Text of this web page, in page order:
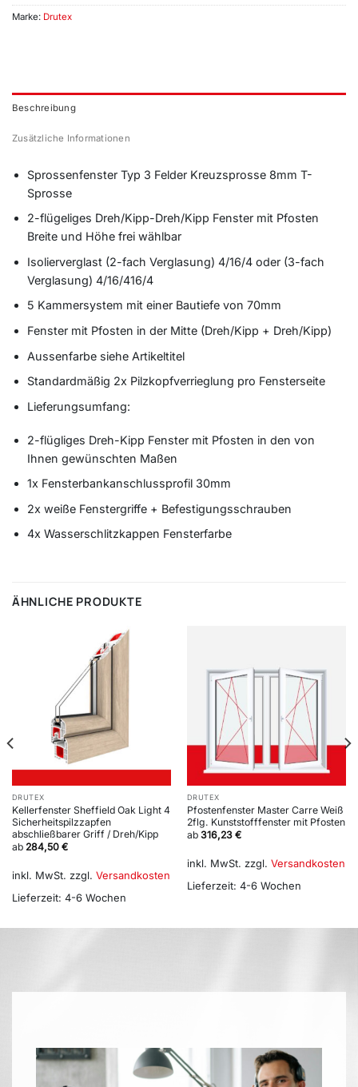
Marke: Drutex
Beschreibung
Zusätzliche Informationen
Sprossenfenster Typ 3 Felder Kreuzsprosse 8mm T-
Sprosse
2-flügeliges Dreh/Kipp-Dreh/Kipp Fenster mit Pfosten
Breite und Höhe frei wählbar
Isolierverglast (2-fach Verglasung) 4/16/4 oder (3-fach
Verglasung) 4/16/416/4
5 Kammersystem mit einer Bautiefe von 70mm
Fenster mit Pfosten in der Mitte (Dreh/Kipp + Dreh/Kipp)
Aussenfarbe siehe Artikeltitel
Standardmäßig 2x Pilzkopfverrieglung pro Fensterseite
Lieferungsumfang:
2-flügliges Dreh-Kipp Fenster mit Pfosten in den von
Ihnen gewünschten Maßen
1x Fensterbankanschlussprofil 30mm
2x weiße Fenstergriffe + Befestigungsschrauben
4x Wasserschlitzkappen Fensterfarbe
ÄHNLICHE PRODUKTE
DRUTEX
Kellerfenster Sheffield Oak Light 4
Sicherheitspilzzapfen
abschließbarer Griff / Dreh/Kipp
ab 284,50 €
inkl. MwSt. zzgl. Versandkosten
Lieferzeit: 4-6 Wochen
DRUTEX
Pfostenfenster Master Carre Weiß
2flg. Kunststofffenster mit Pfosten
ab 316,23 €
inkl. MwSt. zzgl. Versandkosten
Lieferzeit: 4-6 Wochen